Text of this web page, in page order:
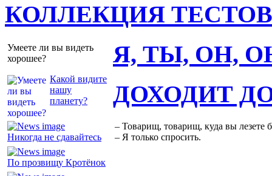
КОЛЛЕКЦИЯ ТЕСТОВ
Умеете ли вы видеть
хорошее?
Какой видите
нашу
планету?
Я, ТЫ, ОН,
Никогда не сдавайтесь
По прозвищу Кротёнок
ДОХОДИТ
– Товарищ, товарищ, куда вы лезете
– Я только спросить.